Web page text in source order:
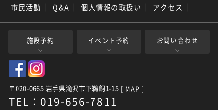
市民活動 ｜ Q&A ｜ 個人情報の取扱い ｜ アクセス ｜
施設予約 イベント予約 お問い合わせ
〒020-0665 岩手県滝沢市下鵜飼1-15 [ MAP ]
TEL：019-656-7811